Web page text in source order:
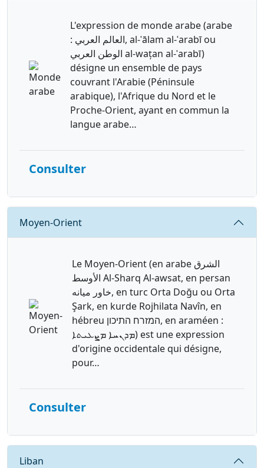
L'expression de monde arabe (arabe
: العالم العربي, al-ʿālam al-ʿarabī ou
الوطن العربي al-wațan al-ʿarabī)
désigne un ensemble de pays
couvrant l'Arabie (Péninsule
arabique), l'Afrique du Nord et le
Proche-Orient, ayant en commun la
langue arabe…
Consulter
Requête
Moyen-Orient
Le Moyen-Orient (en arabe الشرق
الأوسط Al-Sharq Al-awsat, en persan
خاور ميانه, en turc Orta Doğu ou Orta
Şark, en kurde Rojhilata Navîn, en
hébreu המזרח התיכון, en araméen :
ܡܕܢܚܐ ܡܨܥܝܬܐ) est une expression
d'origine occidentale qui désigne,
pour…
Consulter
Requête
Liban